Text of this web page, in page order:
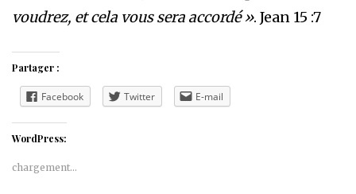
voudrez, et cela vous sera accordé ». Jean 15 :7
Partager :
Facebook Twitter E-mail
WordPress:
chargement…